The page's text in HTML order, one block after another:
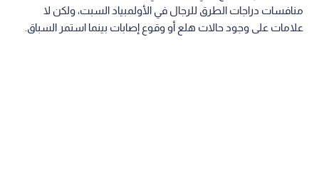
منافسات دراجات الطرق للرجال في الأولمبياد السبت، ولكن لا
علامات على وجود حالات هلع أو وقوع إصابات بينما استمر السباق.